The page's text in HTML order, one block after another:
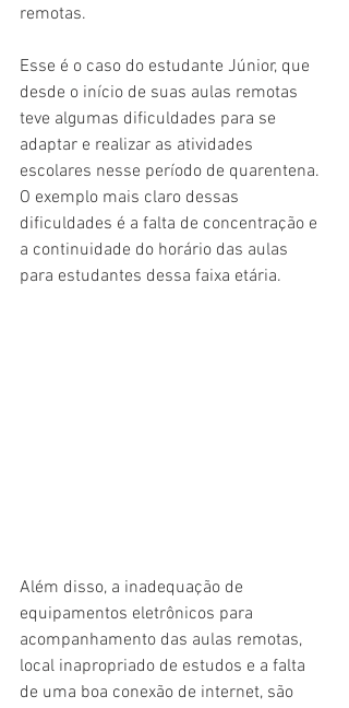
remotas.
Esse é o caso do estudante Júnior, que
desde o início de suas aulas remotas
teve algumas dificuldades para se
adaptar e realizar as atividades
escolares nesse período de quarentena.
O exemplo mais claro dessas
dificuldades é a falta de concentração e
a continuidade do horário das aulas
para estudantes dessa faixa etária.
Além disso, a inadequação de
equipamentos eletrônicos para
acompanhamento das aulas remotas,
local inapropriado de estudos e a falta
de uma boa conexão de internet, são